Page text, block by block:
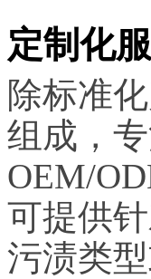
定制化
除标准
组成，
OEM/
可提供
污渍类